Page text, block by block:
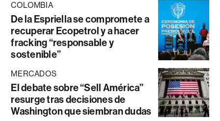
COLOMBIA
De la Espriella se compromete a
recuperar Ecopetrol y a hacer
fracking “responsable y
sostenible”
MERCADOS
El debate sobre “Sell América”
resurge tras decisiones de
Washington que siembran dudas